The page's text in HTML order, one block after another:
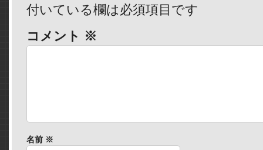
付いている欄は必須項目です
コメント ※
名前 ※